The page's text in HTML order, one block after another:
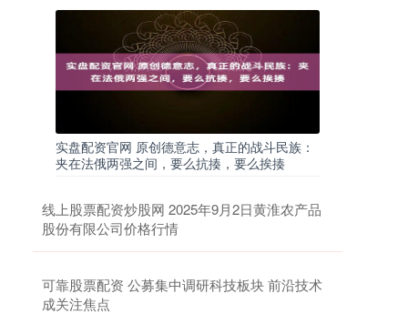
实盘配资官网 原创德意志，真正的战斗民族：
夹在法俄两强之间，要么抗揍，要么挨揍
线上股票配资炒股网 2025年9月2日黄淮农产品
股份有限公司价格行情
可靠股票配资 公募集中调研科技板块 前沿技术
成关注焦点